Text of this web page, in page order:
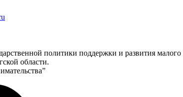
политики поддержки и развития
области.